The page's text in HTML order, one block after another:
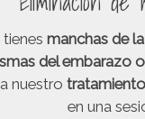
tienes manchas de
del embarazo
nuestro
en una